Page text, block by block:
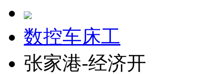
数控车床工
张家港-经济开